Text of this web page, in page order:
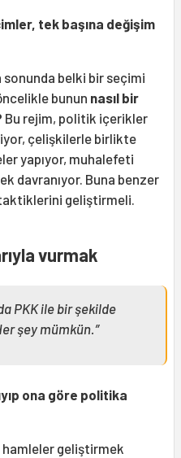
tek başına değişim
belki bir seçimi
bunun nasıl bir
Bu rejim, politik içerikler
çelişkilerle birlikte
yapıyor, muhalefeti
davranıyor. Buna benzer
geliştirmeli.
vurmak
PKK ile bir şekilde
şey mümkün.”
ona göre politika
hamleler geliştirmek